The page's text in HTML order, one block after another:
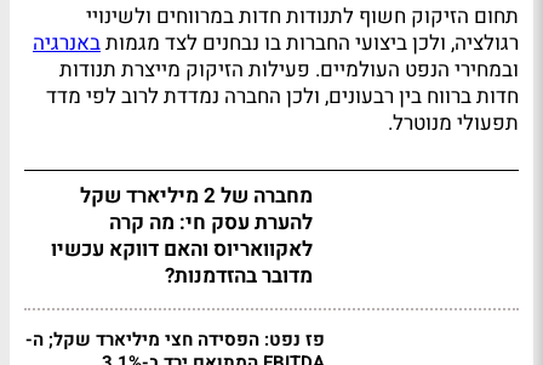
תחום הזיקוק חשוף לתנודות חדות במרווחים ולשינויי
רגולציה, ולכן ביצועי החברות בו נבחנים לצד מגמותבאנרגיה
ובמחירי הנפט העולמיים. פעילות הזיקוק מייצרת תנודות
חדות ברווח בין רבעונים, ולכן החברה נמדדת לרוב לפי מדד
תפעולי מנוטרל.
מחברה של 2 מיליארד שקל
להערת עסק חי: מה קרה
לאקוואריוס והאם דווקא עכשיו
מדובר בהזדמנות?
פז נפט: הפסידה חצי מיליארד שקל; ה-